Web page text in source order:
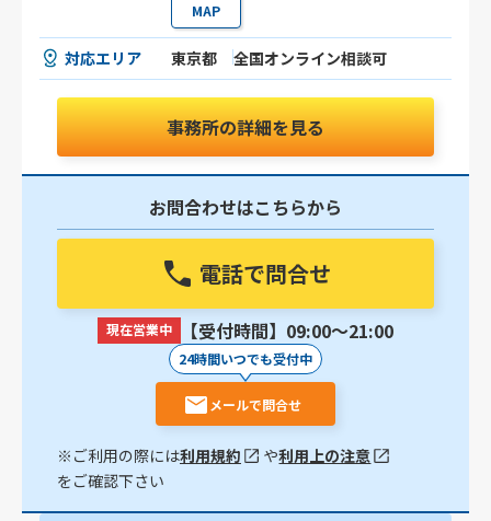
MAP
対応エリア 東京都 全国オンライン相談可
事務所の詳細を見る
お問合わせはこちらから
電話で問合せ
現在営業中 【受付時間】09:00〜21:00
24時間いつでも受付中
メールで問合せ
※ご利用の際には利用規約 や利用上の注意
をご確認下さい